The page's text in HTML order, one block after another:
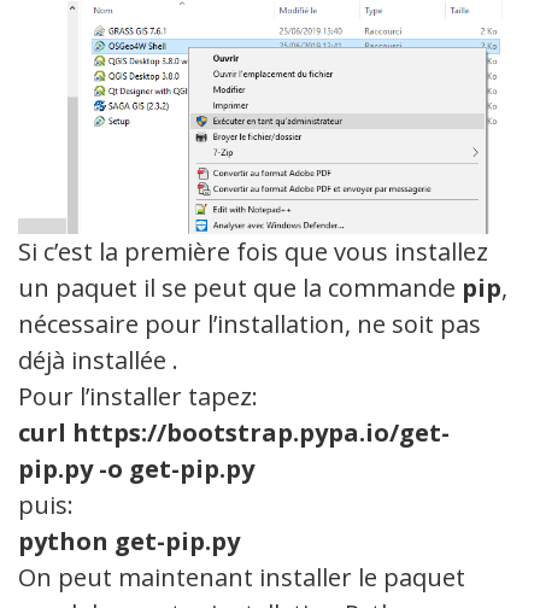
Si c’est la première fois que vous installez
un paquet il se peut que la commande pip,
nécessaire pour l’installation, ne soit pas
déjà installée .
Pour l’installer tapez:
curl https://bootstrap.pypa.io/get-
pip.py -o get-pip.py
puis:
python get-pip.py
On peut maintenant installer le paquet